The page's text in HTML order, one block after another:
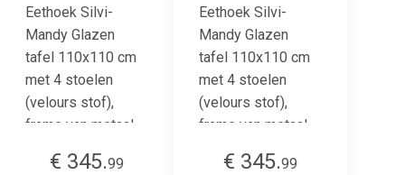
€ 345.99
€ 345.99